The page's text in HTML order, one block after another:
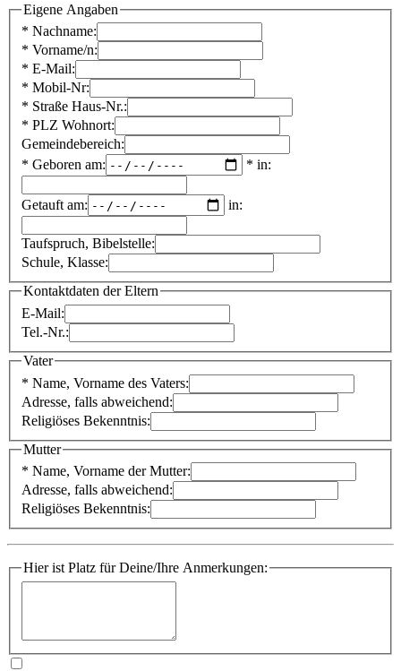
Eigene Angaben
* Nachname:
* Vorname/n:
* E-Mail:
* Mobil-Nr:
* Straße Haus-Nr.:
* PLZ Wohnort:
Gemeindebereich:
* Geboren am:
* in:
Getauft am: in:
Taufspruch, Bibelstelle:
Schule, Klasse:
Kontaktdaten der Eltern
E-Mail:
Tel.-Nr.:
Vater
* Name, Vorname des Vaters:
Adresse, falls abweichend:
Religiöses Bekenntnis:
Mutter
* Name, Vorname der Mutter:
Adresse, falls abweichend:
Religiöses Bekenntnis:
Hier ist Platz für Deine/Ihre Anmerkungen: